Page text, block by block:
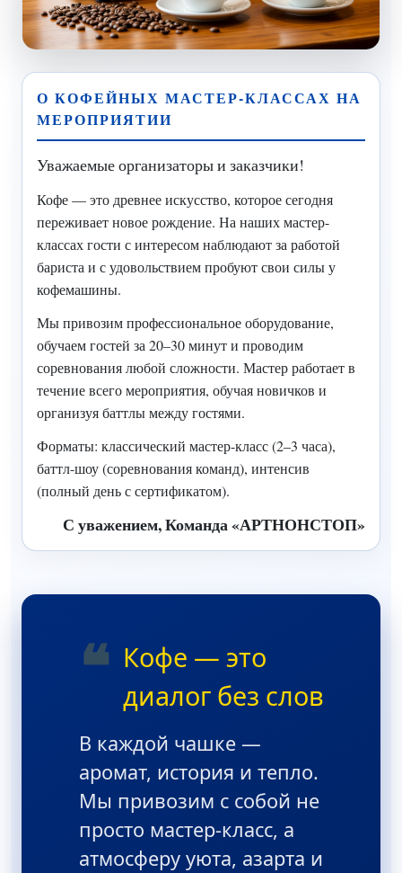
О КОФЕЙНЫХ МАСТЕР-КЛАССАХ НА
МЕРОПРИЯТИИ
Уважаемые организаторы и заказчики!
Кофе — это древнее искусство, которое сегодня
переживает новое рождение. На наших мастер-
классах гости с интересом наблюдают за работой
бариста и с удовольствием пробуют свои силы у
кофемашины.
Мы привозим профессиональное оборудование,
обучаем гостей за 20–30 минут и проводим
соревнования любой сложности. Мастер работает в
течение всего мероприятия, обучая новичков и
организуя баттлы между гостями.
Форматы: классический мастер-класс (2–3 часа),
баттл-шоу (соревнования команд), интенсив
(полный день с сертификатом).
С уважением, Команда «АРТНОНСТОП»
❝ Кофе — это
диалог без слов
В каждой чашке —
аромат, история и тепло.
Мы привозим с собой не
просто мастер-класс, а
атмосферу уюта, азарта и